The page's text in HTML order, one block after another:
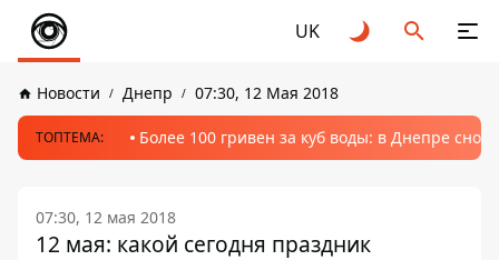
UK
Новости Днепр 07:30, 12 Мая 2018
ТОПТЕМА: Более 100 гривен за куб воды: в Днепре
07:30, 12 мая 2018
12 мая: какой сегодня праздник